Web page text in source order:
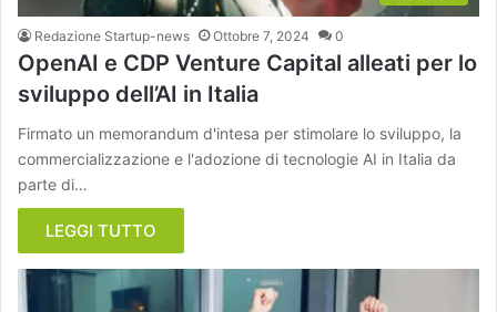
Redazione Startup-news Ottobre 7, 2024 0
OpenAI e CDP Venture Capital alleati per lo
sviluppo dell’AI in Italia
Firmato un memorandum d'intesa per stimolare lo sviluppo, la
commercializzazione e l'adozione di tecnologie AI in Italia da
parte di…
LEGGI TUTTO